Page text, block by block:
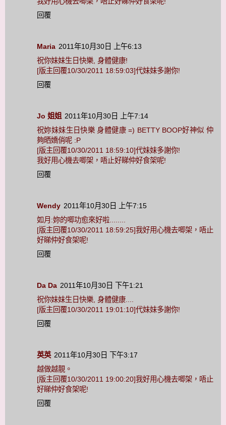
回覆
Maria 2011年10月30日 上午6:13
祝你妹妹生日快樂, 身體健康!
[版主回覆10/30/2011 18:59:03]代妹妹多謝你!
回覆
Jo 姐姐 2011年10月30日 上午7:14
祝妳妹妹生日快樂 身體健康 =) BETTY BOOP好神似 仲
夠晒嬌俏呢 :P
[版主回覆10/30/2011 18:59:10]代妹妹多謝你!
我好用心機去唧架，唔止好睇仲好食架呢!
回覆
Wendy 2011年10月30日 上午7:15
如月:妳的唧功愈來好啦........
[版主回覆10/30/2011 18:59:25]我好用心機去唧架，唔止
好睇仲好食架呢!
回覆
Da Da 2011年10月30日 下午1:21
祝你妹妹生日快樂, 身體健康....
[版主回覆10/30/2011 19:01:10]代妹妹多謝你!
回覆
英英 2011年10月30日 下午3:17
越做越靚。
[版主回覆10/30/2011 19:00:20]我好用心機去唧架，唔止
好睇仲好食架呢!
回覆